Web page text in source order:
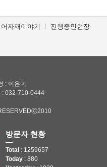
자재이야기 진행중인현장
: 이은미
: 032-710-0444
방문자 현황
Total : 1259657
Today : 880